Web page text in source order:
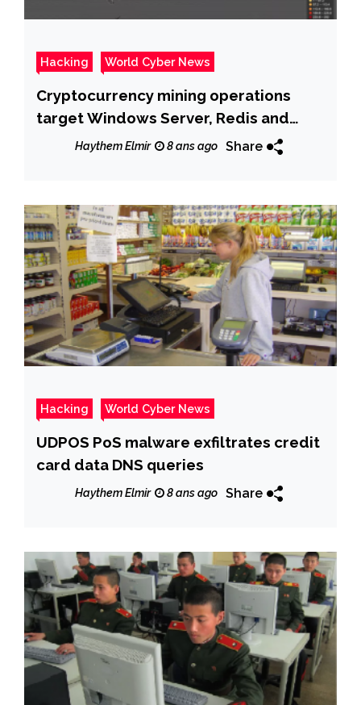
Hacking World Cyber News
Cryptocurrency mining operations
target Windows Server, Redis and
Apache Solr servers online
Haythem Elmir 8 ans ago Share
Hacking World Cyber News
UDPOS PoS malware exfiltrates credit
card data DNS queries
Haythem Elmir 8 ans ago Share